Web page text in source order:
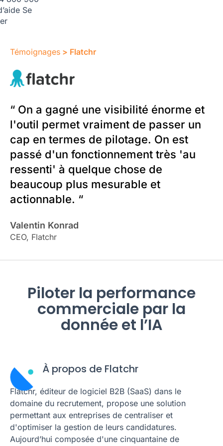
Se
Témoignages > Flatchr
“ On a gagné une visibilité énorme et
l'outil permet vraiment de passer un
cap en termes de pilotage. On est
passé d'un fonctionnement très 'au
ressenti' à quelque chose de
beaucoup plus mesurable et
actionnable. “
Valentin Konrad
CEO, Flatchr
Piloter la performance
commerciale par la
donnée et l’IA
À propos de Flatchr
Flatchr, éditeur de logiciel B2B (SaaS) dans le
domaine du recrutement, propose une solution
permettant aux entreprises de centraliser et
d'optimiser la gestion de leurs candidatures.
Aujourd’hui composée d'une cinquantaine de